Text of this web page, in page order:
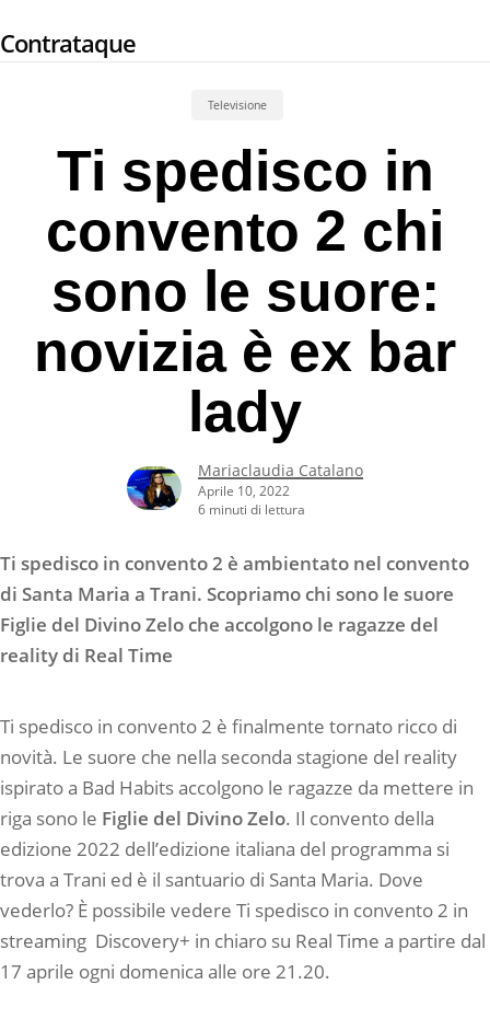
to
Contrataque
Televisione
Ti spedisco in
convento 2 chi
sono le suore:
novizia è ex bar
lady
Mariaclaudia Catalano
Aprile 10, 2022
6 minuti di lettura
Ti spedisco in convento 2 è ambientato nel convento
di Santa Maria a Trani. Scopriamo chi sono le suore
Figlie del Divino Zelo che accolgono le ragazze del
reality di Real Time
Ti spedisco in convento 2 è finalmente tornato ricco di
novità. Le suore che nella seconda stagione del reality
ispirato a Bad Habits accolgono le ragazze da mettere in
riga sono le Figlie del Divino Zelo. Il convento della
edizione 2022 dell’edizione italiana del programma si
trova a Trani ed è il santuario di Santa Maria. Dove
vederlo? È possibile vedere Ti spedisco in convento 2 in
streaming Discovery+ in chiaro su Real Time a partire dal
17 aprile ogni domenica alle ore 21.20.